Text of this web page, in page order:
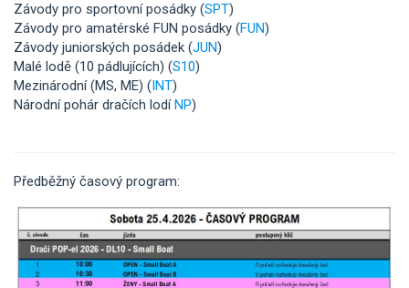
Závody pro sportovní posádky (SPT)
Závody pro amatérské FUN posádky (FUN)
Závody juniorských posádek (JUN)
Malé lodě (10 pádlujících) (S10)
Mezinárodní (MS, ME) (INT)
Národní pohár dračích lodíNP)
Předběžný časový program: